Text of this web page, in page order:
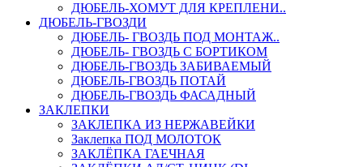
ДЮБЕЛЬ-ХОМУТ ДЛЯ КРЕПЛЕНИ..
ДЮБЕЛЬ-ГВОЗДИ
ДЮБЕЛЬ- ГВОЗДЬ ПОД МОНТАЖ..
ДЮБЕЛЬ- ГВОЗДЬ С БОРТИКОМ
ДЮБЕЛЬ-ГВОЗДЬ ЗАБИВАЕМЫЙ
ДЮБЕЛЬ-ГВОЗДЬ ПОТАЙ
ДЮБЕЛЬ-ГВОЗДЬ ФАСАДНЫЙ
ЗАКЛЕПКИ
ЗАКЛЕПКА ИЗ НЕРЖАВЕЙКИ
Заклепка ПОД МОЛОТОК
ЗАКЛЁПКА ГАЕЧНАЯ